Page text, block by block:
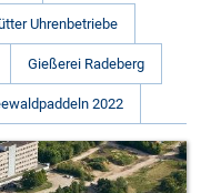
Uhrenbetriebe
Gießerei Radeberg
2022